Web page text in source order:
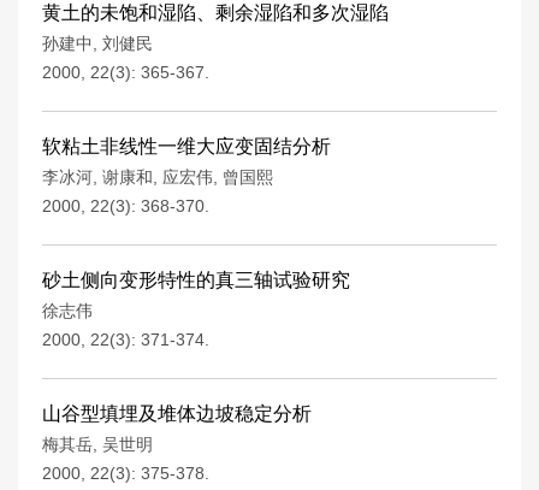
黄土的未饱和湿陷、剩余湿陷和多次湿陷
孙建中
刘健民
2000, 22(3): 365-367.
软粘土非线性一维大应变固结分析
李冰河 谢康和 应宏伟 曾国熙
2000, 22(3): 368-370.
砂土侧向变形特性的真三轴试验研究
徐志伟
2000, 22(3): 371-374.
山谷型填埋及堆体边坡稳定分析
梅其岳 吴世明
2000, 22(3): 375-378.